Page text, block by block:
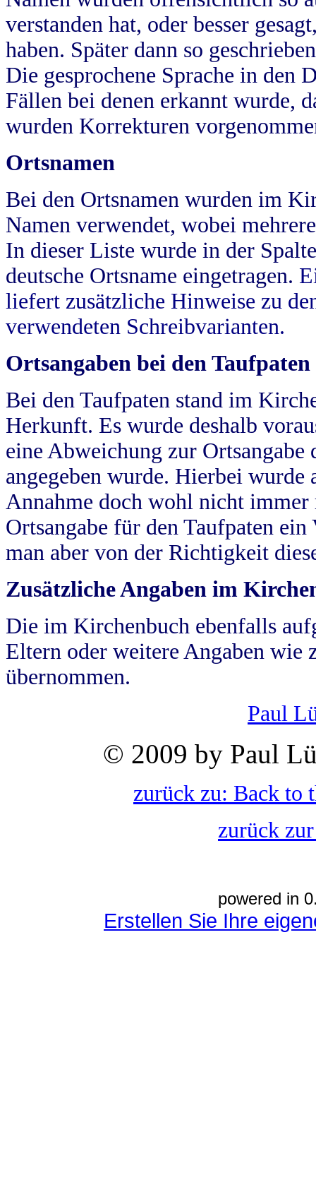
verstanden hat, oder besser
haben. Später dann so
Die gesprochene Sprache in
Fällen bei denen erkannt wurde,
wurden Korrekturen
Ortsnamen
Bei den Ortsnamen wurden im
Namen verwendet, wobei
In dieser Liste wurde in der
deutsche Ortsname eingetragen.
liefert zusätzliche Hinweise zu
verwendeten Schreibvarianten.
Ortsangaben bei den Taufpaten
Bei den Taufpaten stand im
Herkunft. Es wurde deshalb
eine Abweichung zur
angegeben wurde. Hierbei wurde
Annahme doch wohl nicht
Ortsangabe für den Taufpaten
man aber von der Richtigkeit
Zusätzliche Angaben im
Die im Kirchenbuch ebenfalls
Eltern oder weitere Angaben wie
übernommen.
Paul
© 2009 by Paul
zurück zu: Back to
zurück
powered in
Erstellen Sie Ihre